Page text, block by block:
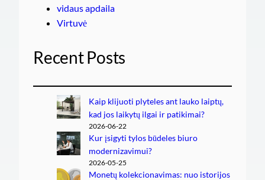
vidaus apdaila
Virtuvė
Recent Posts
Kaip klijuoti plyteles ant lauko laiptų,
kad jos laikytų ilgai ir patikimai?
2026-06-22
Kur įsigyti tylos būdeles biuro
modernizavimui?
2026-05-25
Monetų kolekcionavimas: nuo istorijos